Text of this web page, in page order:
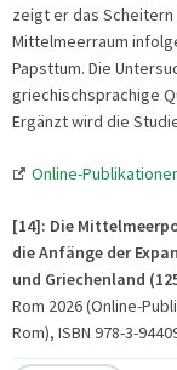
zeigt er das
Mittelmeerraum
Papsttum. Die
griechischsprachige
Ergänzt wird die
Online-
[14]: Die
die Anfänge der
und Griechenland
Rom 2026 (Online-
Rom), ISBN 978-3-